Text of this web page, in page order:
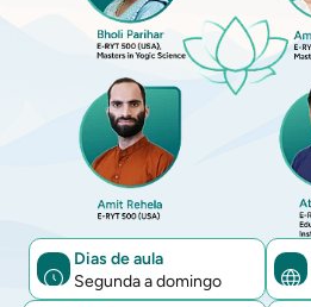
Dias de aula
Segunda a domingo